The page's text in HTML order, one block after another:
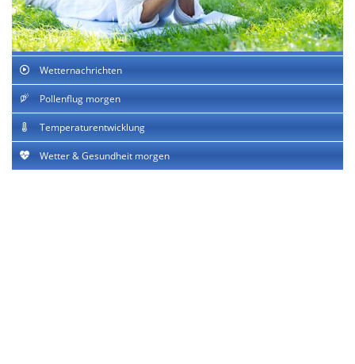
Wetternachrichten
Pollenflug morgen
Temperaturentwicklung
Wetter & Gesundheit morgen